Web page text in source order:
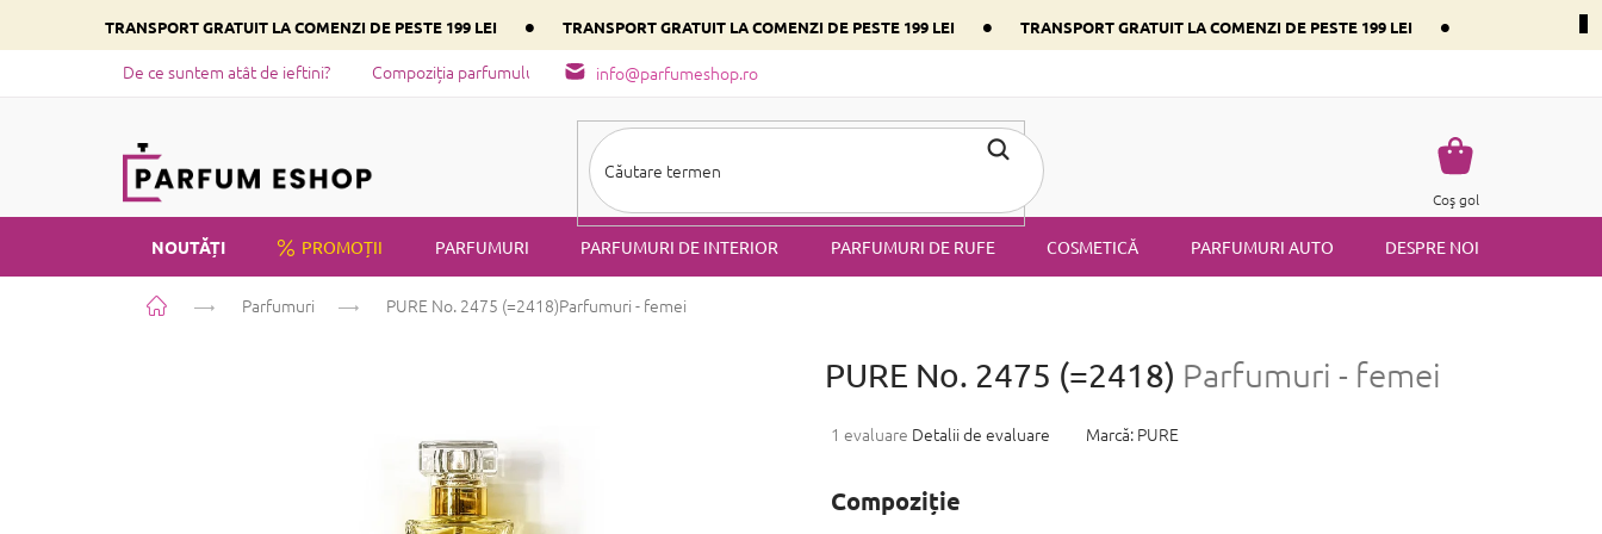
conținut
TRANSPORT GRATUIT LA COMENZI DE PESTE 199 LEI • TRANSPORT GRATUIT LA COMENZI DE PESTE 199 LEI • TRANSPORT GRATUIT LA COMENZI DE PESTE 199 LEI •
info@parfumeshop.ro
De ce suntem atât de ieftini? Compoziția parfumului - tipuri de miros Alege parfumul inimii tale conform componentului dominant
Coş
de
Coş gol
NOUTĂȚI PROMOȚII PARFUMURI PARFUMURI DE INTERIOR PARFUMURI DE RUFE COSMETICĂ PARFUMURI AUTO DESPRE NOI
PRIVATE LABEL
Acasă Parfumuri PURE No. 2475 (=2418)Parfumuri - femei
PURE No. 2475 (=2418) Parfumuri - femei
Evaluarea
produsului
1 evaluare Detalii de evaluare Marcă: PURE
Compoziție